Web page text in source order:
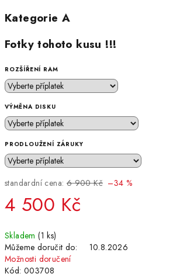
Kategorie A
Fotky tohoto kusu !!!
ROZŠÍŘENÍ RAM
VÝMĚNA DISKU
PRODLOUŽENÍ ZÁRUKY
standardní cena: 6 900 Kč –34 %
4 500 Kč
cena:
Skladem(1 ks)
Můžeme doručit do:
10.8.2026
Možnosti doručení
Kód: 003708